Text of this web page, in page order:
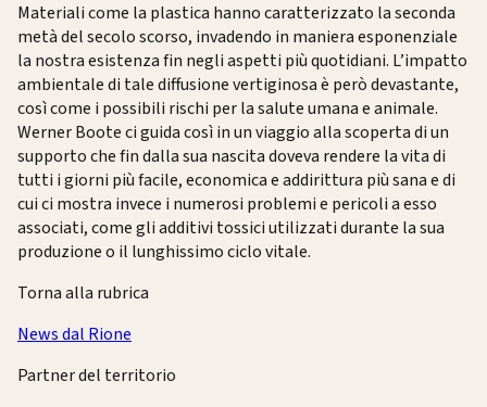
Materiali come la plastica hanno caratterizzato la seconda
metà del secolo scorso, invadendo in maniera esponenziale
la nostra esistenza fin negli aspetti più quotidiani. L’impatto
ambientale di tale diffusione vertiginosa è però devastante,
così come i possibili rischi per la salute umana e animale.
Werner Boote ci guida così in un viaggio alla scoperta di un
supporto che fin dalla sua nascita doveva rendere la vita di
tutti i giorni più facile, economica e addirittura più sana e di
cui ci mostra invece i numerosi problemi e pericoli a esso
associati, come gli additivi tossici utilizzati durante la sua
produzione o il lunghissimo ciclo vitale.
Torna alla rubrica
News dal Rione
Partner del territorio